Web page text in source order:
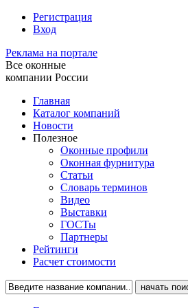
Регистрация
Вход
Реклама на портале
Все оконные
компании России
Главная
Каталог компаний
Новости
Полезное
Оконные профили
Оконная фурнитура
Статьи
Словарь терминов
Видео
Выставки
ГОСТы
Партнеры
Рейтинги
Расчет стоимости